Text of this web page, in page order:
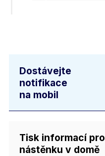
Dostávejte
notifikace
na mobil
Tisk informací pro
nástěnku v domě